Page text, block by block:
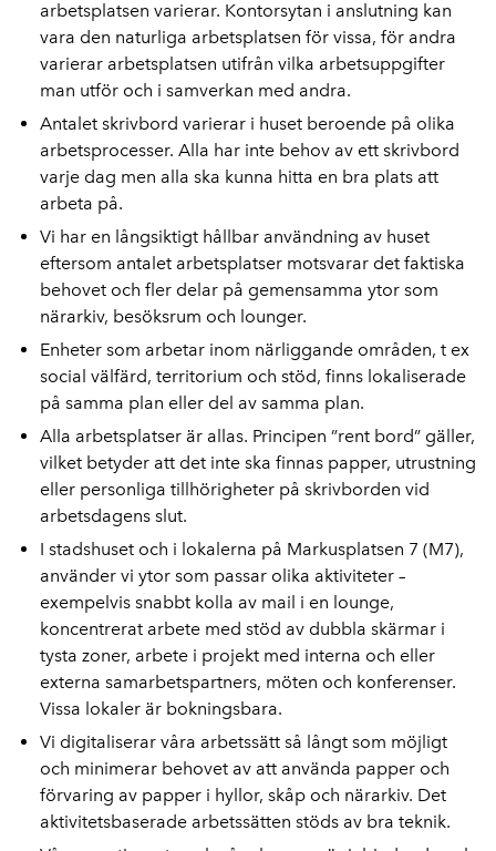
arbetsplatsen varierar. Kontorsytan i anslutning kan
vara den naturliga arbetsplatsen för vissa, för andra
varierar arbetsplatsen utifrån vilka arbetsuppgifter
man utför och i samverkan med andra.
Antalet skrivbord varierar i huset beroende på olika
arbetsprocesser. Alla har inte behov av ett skrivbord
varje dag men alla ska kunna hitta en bra plats att
arbeta på.
Vi har en långsiktigt hållbar användning av huset
eftersom antalet arbetsplatser motsvarar det faktiska
behovet och fler delar på gemensamma ytor som
närarkiv, besöksrum och lounger.
Enheter som arbetar inom närliggande områden, t ex
social välfärd, territorium och stöd, finns lokaliserade
på samma plan eller del av samma plan.
Alla arbetsplatser är allas. Principen ”rent bord” gäller,
vilket betyder att det inte ska finnas papper, utrustning
eller personliga tillhörigheter på skrivborden vid
arbetsdagens slut.
I stadshuset och i lokalerna på Markusplatsen 7 (M7),
använder vi ytor som passar olika aktiviteter –
exempelvis snabbt kolla av mail i en lounge,
koncentrerat arbete med stöd av dubbla skärmar i
tysta zoner, arbete i projekt med interna och eller
externa samarbetspartners, möten och konferenser.
Vissa lokaler är bokningsbara.
Vi digitaliserar våra arbetssätt så långt som möjligt
och minimerar behovet av att använda papper och
förvaring av papper i hyllor, skåp och närarkiv. Det
aktivitetsbaserade arbetssätten stöds av bra teknik.